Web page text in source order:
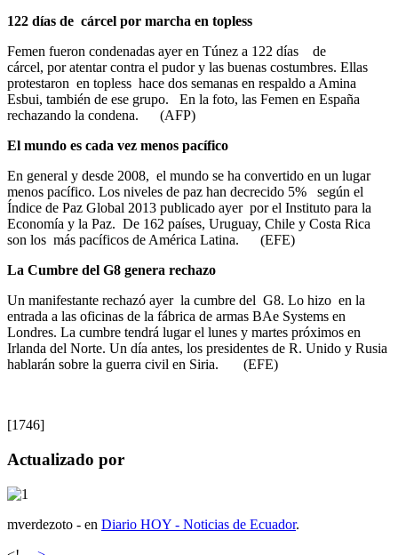
122 días de cárcel por marcha en topless
Femen fueron condenadas ayer en Túnez a 122 días de
cárcel, por atentar contra el pudor y las buenas costumbres. Ellas
protestaron en topless hace dos semanas en respaldo a Amina
Esbui, también de ese grupo. En la foto, las Femen en España
rechazando la condena. (AFP)
El mundo es cada vez menos pacífico
En general y desde 2008, el mundo se ha convertido en un lugar
menos pacífico. Los niveles de paz han decrecido 5% según el
Índice de Paz Global 2013 publicado ayer por el Instituto para la
Economía y la Paz. De 162 países, Uruguay, Chile y Costa Rica
son los más pacíficos de América Latina. (EFE)
La Cumbre del G8 genera rechazo
Un manifestante rechazó ayer la cumbre del G8. Lo hizo en la
entrada a las oficinas de la fábrica de armas BAe Systems en
Londres. La cumbre tendrá lugar el lunes y martes próximos en
Irlanda del Norte. Un día antes, los presidentes de R. Unido y Rusia
hablarán sobre la guerra civil en Siria. (EFE)
[1746]
Actualizado por
mverdezoto - en Diario HOY - Noticias de Ecuador.